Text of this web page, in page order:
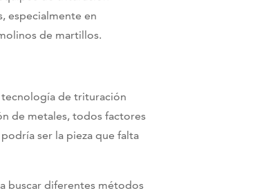
especialmente en
de martillos.
tecnología de trituración
de metales, todos factores
ser la pieza que falta
buscar diferentes métodos